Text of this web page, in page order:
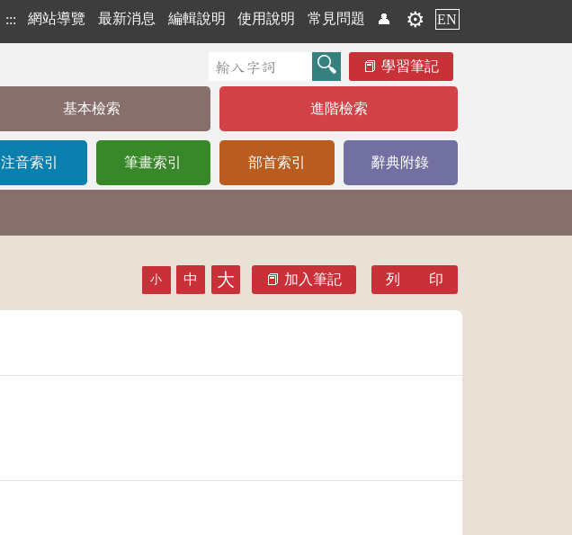
::: 網站導覽 最新消息 編輯說明 使用說明 常見問題 👤 ⚙️ EN
學習筆記
基本檢索 進階檢索
注音索引 筆畫索引 部首索引 辭典附錄
小 中 大 加入筆記 列 印